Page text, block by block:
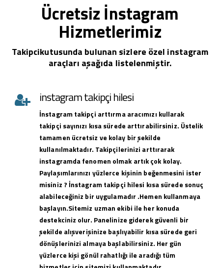
Ücretsiz İnstagram
Hizmetlerimiz
Takipcikutusunda bulunan sizlere özel instagram
araçları aşağıda listelenmiştir.
instagram takipçi hilesi
İnstagram takipçi arttırma aracımızı kullarak
takipçi sayınızı kısa sürede arttırabilirsiniz. Üstelik
tamamen ücretsiz ve kolay bir şekilde
kullanılmaktadır. Takipçilerinizi arttırarak
instagramda fenomen olmak artık çok kolay.
Paylaşımlarınızı yüzlerce kişinin beğenmesini ister
misiniz ? İnstagram takipçi hilesi kısa sürede sonuç
alabileceğiniz bir uygulamadır .Hemen kullanmaya
başlayın.Sitemiz uzman ekibi ile her konuda
destekciniz olur. Panelinize giderek güvenli bir
şekilde alışverişinize başlıyabilir kısa sürede geri
dönüşlerinizi almaya başlabilirsiniz. Her gün
yüzlerce kişi gönül rahatlığı ile aradığı tüm